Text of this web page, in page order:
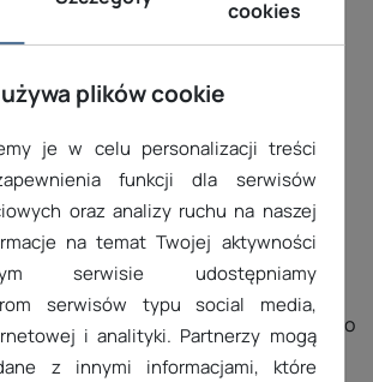
z CRM
od razu są powiadamiani o
cookies
plików cookie
je w celu personalizacji treści
funkcji dla serwisów
oraz analizy ruchu na naszej
na temat Twojej aktywności
serwisie udostępniamy
serwisów typu social media,
i analityki. Partnerzy mogą
z innymi informacjami, które